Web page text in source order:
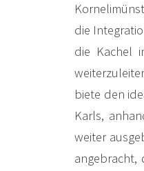
die
die Kachel
biete den
Karls,
weiter
angebracht,